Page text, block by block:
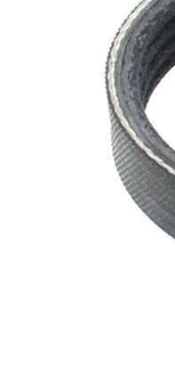
Kaburga
sayısı
SVHC
Kayış
malzemesi